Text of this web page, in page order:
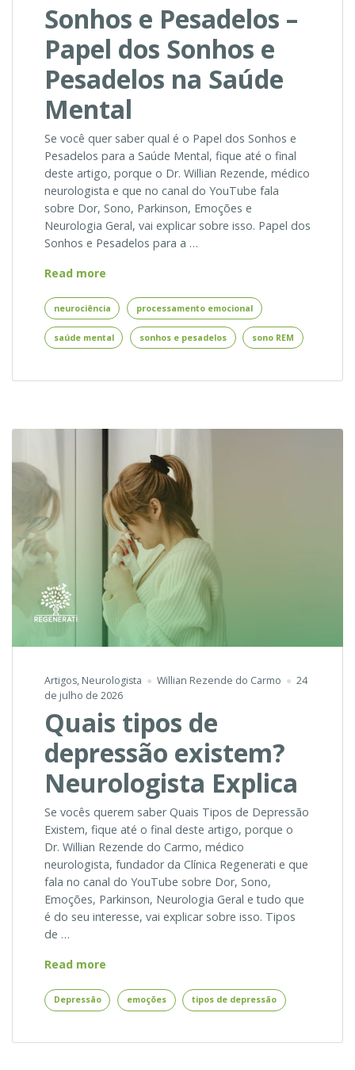
Sonhos e Pesadelos –
Papel dos Sonhos e
Pesadelos na Saúde
Mental
Se você quer saber qual é o Papel dos Sonhos e
Pesadelos para a Saúde Mental, fique até o final
deste artigo, porque o Dr. Willian Rezende, médico
neurologista e que no canal do YouTube fala
sobre Dor, Sono, Parkinson, Emoções e
Neurologia Geral, vai explicar sobre isso. Papel dos
Sonhos e Pesadelos para a …
Read more
Pesadelos
–
Papel
Sonhos
na
Mental
neurociência processamento emocional
saúde mental sonhos e pesadelos sono REM
Artigos, Neurologista Willian Rezende do Carmo
24
de julho de 2026
Quais tipos de
depressão existem?
Neurologista Explica
Se vocês querem saber Quais Tipos de Depressão
Existem, fique até o final deste artigo, porque o
Dr. Willian Rezende do Carmo, médico
neurologista, fundador da Clínica Regenerati e que
fala no canal do YouTube sobre Dor, Sono,
Emoções, Parkinson, Neurologia Geral e tudo que
é do seu interesse, vai explicar sobre isso. Tipos
de …
Read more
de
depressão
Depressão emoções tipos de depressão